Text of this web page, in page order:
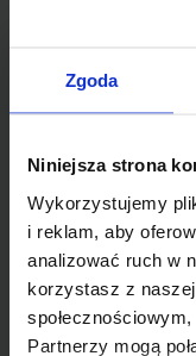
Zgoda
Niniejsza strona
Wykorzystujemy
i reklam, aby
analizować ruch w
korzystasz z
Partnerzy mogą
Marketing to nie
której każdy
zależy od
Jak wygląda
Sprawdź, co
fascynującej